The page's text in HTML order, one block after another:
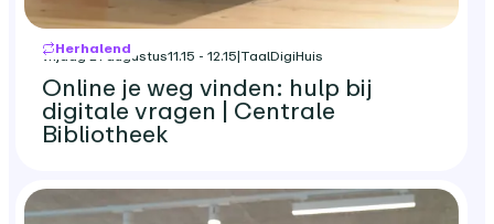
Herhalend
vrijdag 21 augustus11.15 - 12.15|TaalDigiHuis
Online je weg vinden: hulp bij
digitale vragen | Centrale
Bibliotheek